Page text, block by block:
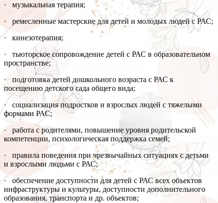
· музыкальная терапия;
· ремесленные мастерские для детей и молодых людей с РАС;
· кинезотерапия;
· тьюторское сопровождение детей с РАС в образовательном
пространстве;
· подготовка детей дошкольного возраста с РАС к
посещению детского сада общего вида;
· социализация подростков и взрослых людей с тяжелыми
формами РАС;
· работа с родителями, повышение уровня родительской
компетенции, психологическая поддержка семей;
· правила поведения при чрезвычайных ситуациях с детьми
и взрослыми людьми с РАС;
· обеспечение доступности для детей с РАС всех объектов
инфраструктуры и культуры, доступности дополнительного
образования, транспорта и др. объектов;